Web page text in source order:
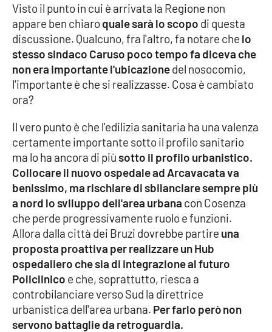
LA
CALABRIAVISIONE
Destinazioni
Eventi
Storie
LAC
NETWORK
Lacplay.it
Lactv.it
Laconair.it
Lacitymag.it
Visto il punto in cui è arrivata la Regione non
appare ben chiaroquale sarà lo scopo di questa
discussione. Qualcuno, fra l'altro, fa notare che lo
stesso sindaco Caruso poco tempo fa diceva che
non era importante l'ubicazionedel nosocomio,
l'importante è che si realizzasse. Cosa è cambiato
ora?
Il vero punto è che l'edilizia sanitaria ha una valenza
certamente importante sotto il profilo sanitario
ma lo ha ancora di piùsotto il profilo urbanistico.
Collocare il nuovo ospedale ad Arcavacata va
benissimo, ma rischiare di sbilanciare sempre più
a nord lo sviluppo dell'area urbana con Cosenza
che perde progressivamente ruolo e funzioni.
Allora dalla città dei Bruzi dovrebbe partire una
proposta proattiva per realizzare un Hub
ospedaliero che sia di integrazione al futuro
Policlinico e che, soprattutto, riesca a
controbilanciare verso Sud la direttrice
urbanistica dell'area urbana. Per farlo però non
servono battaglie da retroguardia.